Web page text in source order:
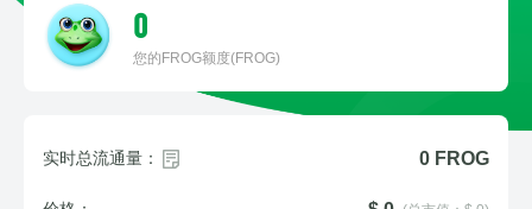
0
您的FROG额度(FROG)
实时总流通量： 0 FROG